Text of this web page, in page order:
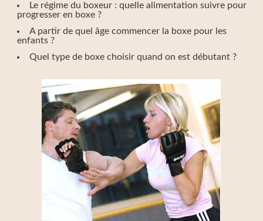
Le régime du boxeur : quelle alimentation suivre pour
progresser en boxe ?
A partir de quel âge commencer la boxe pour les
enfants ?
Quel type de boxe choisir quand on est débutant ?